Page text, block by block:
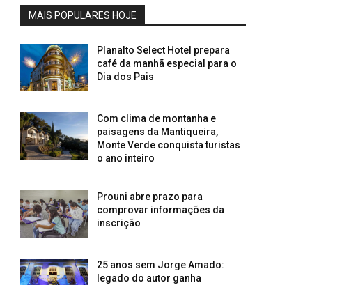
MAIS POPULARES HOJE
Planalto Select Hotel prepara
café da manhã especial para o
Dia dos Pais
Com clima de montanha e
paisagens da Mantiqueira,
Monte Verde conquista turistas
o ano inteiro
Prouni abre prazo para
comprovar informações da
inscrição
25 anos sem Jorge Amado:
legado do autor ganha